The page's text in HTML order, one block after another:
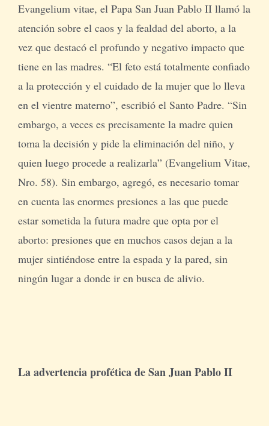
Evangelium vitae, el Papa San Juan Pablo II llamó la
atención sobre el caos y la fealdad del aborto, a la
vez que destacó el profundo y negativo impacto que
tiene en las madres. “El feto está totalmente confiado
a la protección y el cuidado de la mujer que lo lleva
en el vientre materno”, escribió el Santo Padre. “Sin
embargo, a veces es precisamente la madre quien
toma la decisión y pide la eliminación del niño, y
quien luego procede a realizarla” (Evangelium Vitae,
Nro. 58). Sin embargo, agregó, es necesario tomar
en cuenta las enormes presiones a las que puede
estar sometida la futura madre que opta por el
aborto: presiones que en muchos casos dejan a la
mujer sintiéndose entre la espada y la pared, sin
ningún lugar a donde ir en busca de alivio.
La advertencia profética de San Juan Pablo II